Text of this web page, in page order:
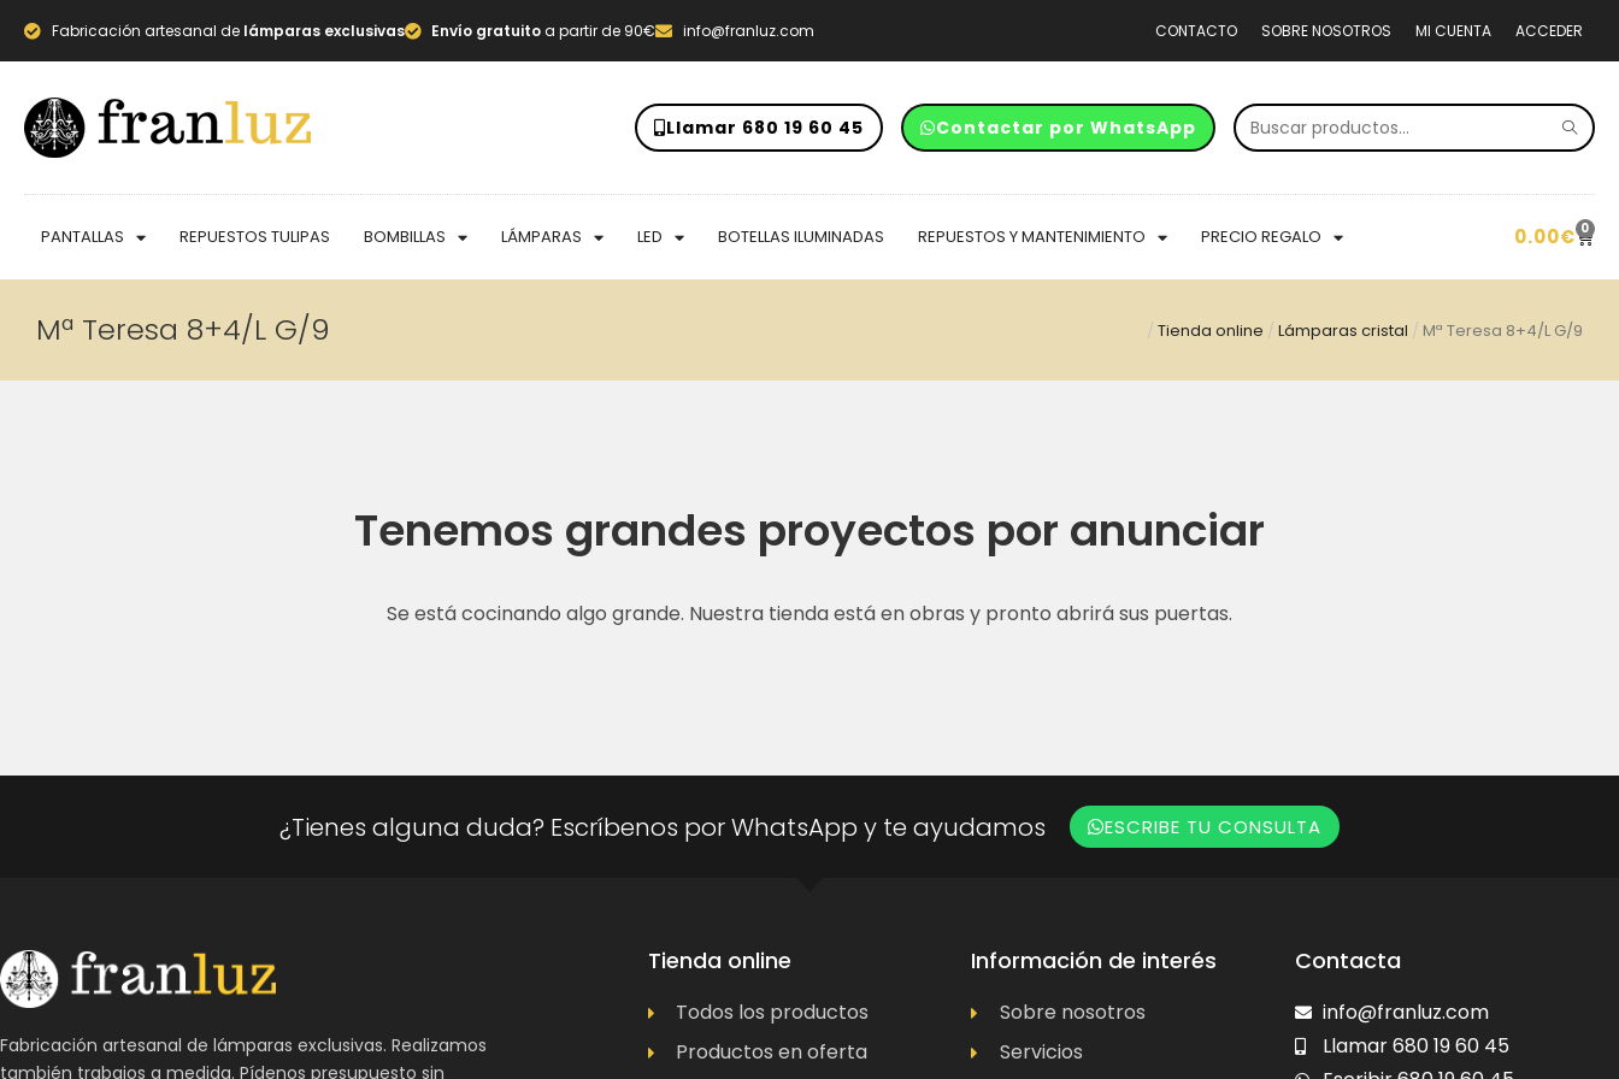
Fabricación artesanal de lámparas exclusivas Envío gratuitoa partir de 90€ info@franluz.com CONTACTO SOBRE NOSOTROS MI CUENTA ACCEDER
Llamar 680 19 60 45 Contactar por WhatsApp
PANTALLAS REPUESTOS TULIPAS BOMBILLAS LÁMPARAS LED BOTELLAS ILUMINADAS REPUESTOS Y MANTENIMIENTO PRECIO REGALO 0.00€ 0
Mª Teresa 8+4/L G/9 / Tienda online / Lámparas cristal / Mª Teresa 8+4/L G/9
Tenemos grandes proyectos por anunciar
Se está cocinando algo grande. Nuestra tienda está en obras y pronto abrirá sus puertas.
¿Tienes alguna duda? Escríbenos por WhatsApp y te ayudamos ESCRIBE TU CONSULTA
Fabricación artesanal de lámparas exclusivas. Realizamos
también trabajos a medida. Pídenos presupuesto sin
Tienda online
Todos los productos
Productos en oferta
Información de interés
Sobre nosotros
Servicios
Contacta
info@franluz.com
Llamar 680 19 60 45